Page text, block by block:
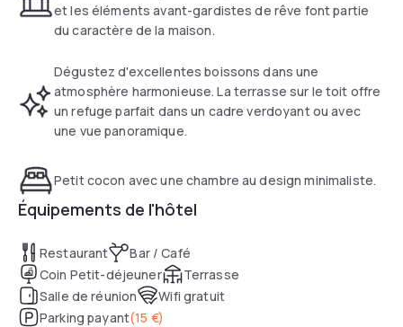
et les éléments avant-gardistes de rêve font partie
du caractère de la maison.
Dégustez d'excellentes boissons dans une
atmosphère harmonieuse. La terrasse sur le toit offre
un refuge parfait dans un cadre verdoyant ou avec
une vue panoramique.
Petit cocon avec une chambre au design minimaliste.
Équipements de l'hôtel
Restaurant
Bar / Café
Coin Petit-déjeuner
Terrasse
Salle de réunion
Wifi gratuit
Parking payant(15 €)